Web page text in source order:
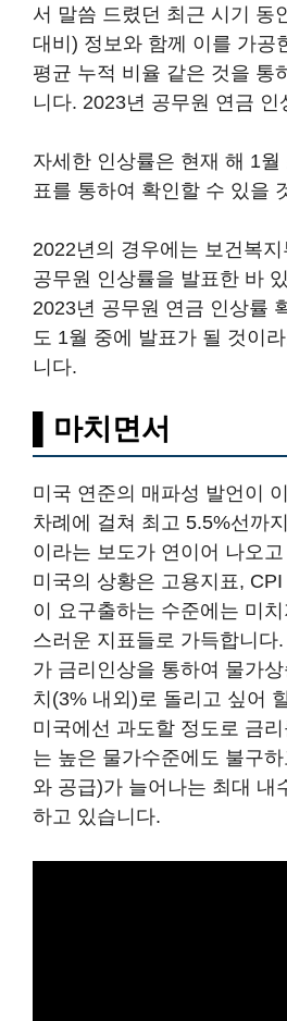
서 말씀 드렸던 최근 시기 동
대비) 정보와 함께 이를 가공
평균 누적 비율 같은 것을 통
니다. 2023년 공무원 연금
자세한 인상률은 현재 해 1
표를 통하여 확인할 수 있을
2022년의 경우에는 보건복지
공무원 인상률을 발표한 바
2023년 공무원 연금 인상률
도 1월 중에 발표가 될 것이
니다.
▌마치면서
미국 연준의 매파성 발언이
차례에 걸쳐 최고 5.5%선까
이라는 보도가 연이어 나오
미국의 상황은 고용지표,
이 요구출하는 수준에는 미
스러운 지표들로 가득합니다
가 금리인상을 통하여 물가
치(3% 내외)로 돌리고 싶어
미국에선 과도할 정도로 금리
는 높은 물가수준에도 불구
와 공급)가 늘어나는 최대 내
하고 있습니다.